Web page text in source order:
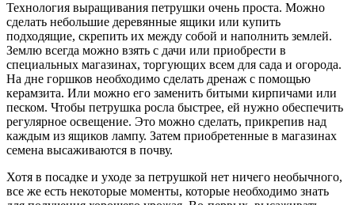
Технология выращивания петрушки очень проста. Можно
сделать небольшие деревянные ящики или купить
подходящие, скрепить их между собой и наполнить землей.
Землю всегда можно взять с дачи или приобрести в
специальных магазинах, торгующих всем для сада и огорода.
На дне горшков необходимо сделать дренаж с помощью
керамзита. Или можно его заменить битыми кирпичами или
песком. Чтобы петрушка росла быстрее, ей нужно обеспечить
регулярное освещение. Это можно сделать, прикрепив над
каждым из ящиков лампу. Затем приобретенные в магазинах
семена высаживаются в почву.
Хотя в посадке и уходе за петрушкой нет ничего необычного,
все же есть некоторые моменты, которые необходимо знать